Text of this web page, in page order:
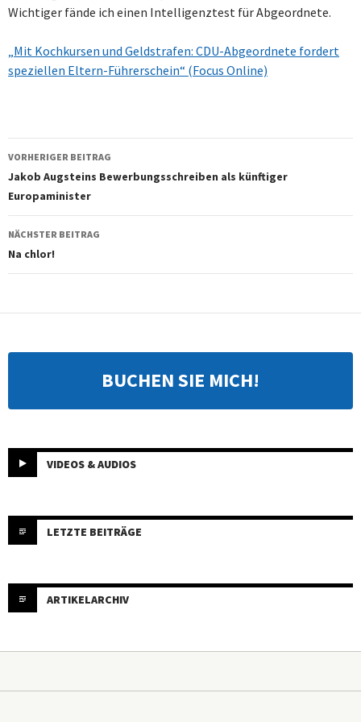
Wichtiger fände ich einen Intelligenztest für Abgeordnete.
„Mit Kochkursen und Geldstrafen: CDU-Abgeordnete fordert
speziellen Eltern-Führerschein“ (Focus Online)
Beitragsnavigation
VORHERIGER BEITRAG
Jakob Augsteins Bewerbungsschreiben als künftiger
Europaminister
NÄCHSTER BEITRAG
Na chlor!
BUCHEN SIE MICH!
VIDEOS & AUDIOS
LETZTE BEITRÄGE
ARTIKELARCHIV